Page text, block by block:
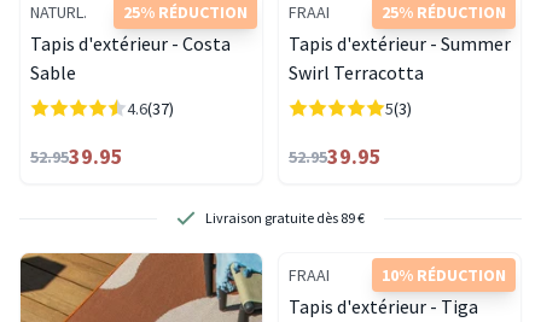
25% RÉDUCTION
NATURL.
Tapis d'extérieur - Costa
Sable
4.6(37)
52.9539.95
25% RÉDUCTION
FRAAI
Tapis d'extérieur - Summer
Swirl Terracotta
5(3)
52.9539.95
Retours gratuits. Sans tracas, c’est pour nous.
10% RÉDUCTION
FRAAI
Tapis d'extérieur - Tiga